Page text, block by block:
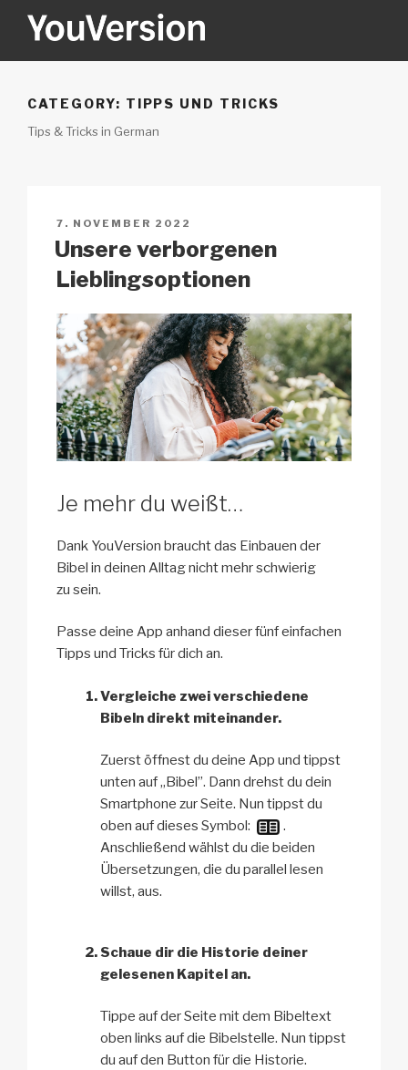
Inhalt
YOUVERSION
CATEGORY: TIPPS UND TRICKS
Tips & Tricks in German
VERÖFFENTLICHT
AM
7. NOVEMBER 2022
Unsere verborgenen
Lieblingsoptionen
Je mehr du weißt…
Dank YouVersion braucht das Einbauen der
Bibel in deinen Alltag nicht mehr schwierig
zu sein.
Passe deine App anhand dieser fünf einfachen
Tipps und Tricks für dich an.
Vergleiche zwei verschiedene
Bibeln direkt miteinander.
Zuerst öffnest du deine App und tippst
unten auf „Bibel”. Dann drehst du dein
Smartphone zur Seite. Nun tippst du
oben auf dieses Symbol:
.
Anschließend wählst du die beiden
Übersetzungen, die du parallel lesen
willst, aus.
Schaue dir die Historie deiner
gelesenen Kapitel an.
Tippe auf der Seite mit dem Bibeltext
oben links auf die Bibelstelle. Nun tippst
du auf den Button für die Historie.